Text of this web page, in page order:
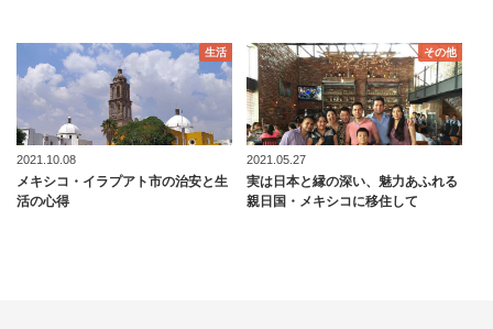
生活
2021.10.08
メキシコ・イラプアト市の治安と生
活の心得
その他
2021.05.27
実は日本と縁の深い、魅力あふれる
親日国・メキシコに移住して